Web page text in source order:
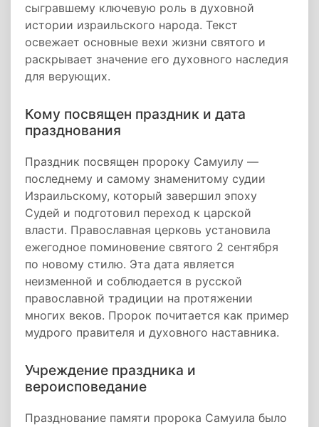
сыгравшему ключевую роль в духовной
истории израильского народа. Текст
освежает основные вехи жизни святого и
раскрывает значение его духовного наследия
для верующих.
Кому посвящен праздник и дата
празднования
Праздник посвящен пророку Самуилу —
последнему и самому знаменитому судии
Израильскому, который завершил эпоху
Судей и подготовил переход к царской
власти. Православная церковь установила
ежегодное поминовение святого 2 сентября
по новому стилю. Эта дата является
неизменной и соблюдается в русской
православной традиции на протяжении
многих веков. Пророк почитается как пример
мудрого правителя и духовного наставника.
Учреждение праздника и
вероисповедание
Празднование памяти пророка Самуила было